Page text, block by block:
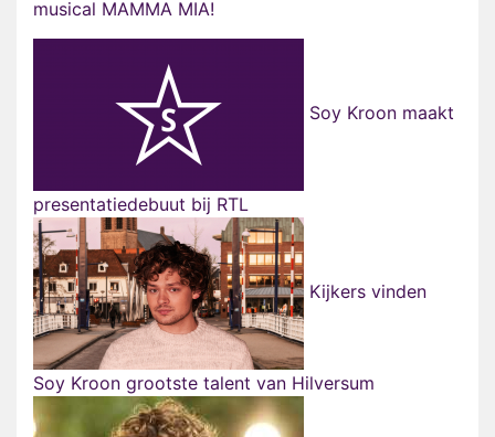
musical MAMMA MIA!
Soy Kroon maakt
presentatiedebuut bij RTL
Kijkers vinden
Soy Kroon grootste talent van Hilversum